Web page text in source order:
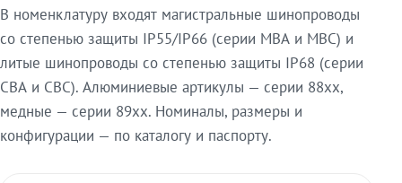
В номенклатуру входят магистральные шинопроводы
со степенью защиты IP55/IP66 (серии МВА и МВС) и
литые шинопроводы со степенью защиты IP68 (серии
СВА и СВС). Алюминиевые артикулы — серии 88xx,
медные — серии 89xx. Номиналы, размеры и
конфигурации — по каталогу и паспорту.